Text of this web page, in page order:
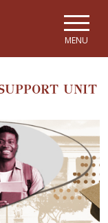
MENU
UNIT